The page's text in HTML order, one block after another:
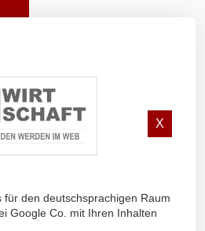
X
für den deutschsprachigen Raum
Google Co. mit Ihren Inhalten